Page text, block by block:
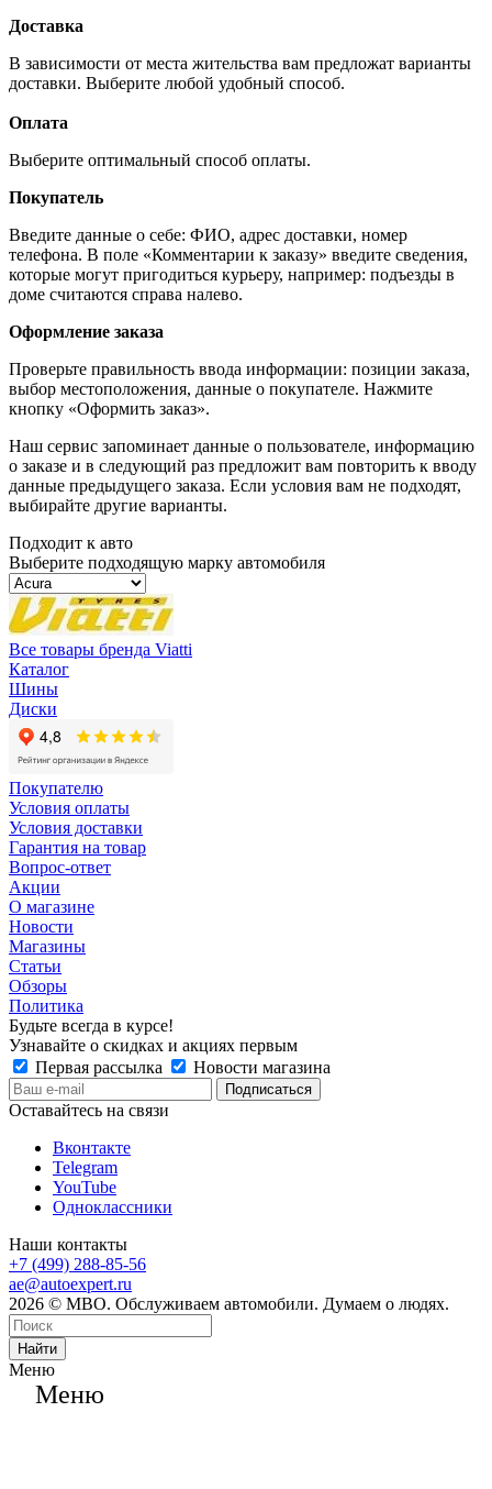
Доставка
В зависимости от места жительства вам предложат варианты
доставки. Выберите любой удобный способ.
Оплата
Выберите оптимальный способ оплаты.
Покупатель
Введите данные о себе: ФИО, адрес доставки, номер
телефона. В поле «Комментарии к заказу» введите сведения,
которые могут пригодиться курьеру, например: подъезды в
доме считаются справа налево.
Оформление заказа
Проверьте правильность ввода информации: позиции заказа,
выбор местоположения, данные о покупателе. Нажмите
кнопку «Оформить заказ».
Наш сервис запоминает данные о пользователе, информацию
о заказе и в следующий раз предложит вам повторить к вводу
данные предыдущего заказа. Если условия вам не подходят,
выбирайте другие варианты.
Подходит к авто
Выберите подходящую марку автомобиля
Все товары бренда Viatti
Каталог
Шины
Диски
Покупателю
Условия оплаты
Условия доставки
Гарантия на товар
Вопрос-ответ
Акции
О магазине
Новости
Магазины
Статьи
Обзоры
Политика
Будьте всегда в курсе!
Узнавайте о скидках и акциях первым
Первая рассылка
Новости магазина
Оставайтесь на связи
Вконтакте
Telegram
YouTube
Одноклассники
Наши контакты
+7 (499) 288-85-56
ae@autoexpert.ru
2026 © МВО. Обслуживаем автомобили. Думаем о людях.
Найти
Меню
Меню